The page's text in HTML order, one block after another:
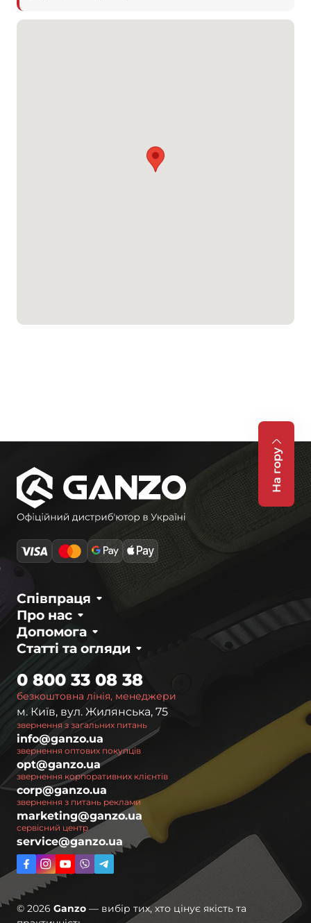
На гору
Про нас
Співпраця
Статті та огляди
Допомога
безкоштовна лінія, менеджери
0 800 33 08 38
м. Київ, вул. Жилянська, 75
звернення з загальних питань
info@ganzo.ua
звернення оптових покупців
opt@ganzo.ua
звернення корпоративних клієнтів
corp@ganzo.ua
звернення з питань реклами
marketing@ganzo.ua
сервісний центр
service@ganzo.ua
© 2026 Ganzo — вибір тих, хто цінує якість та